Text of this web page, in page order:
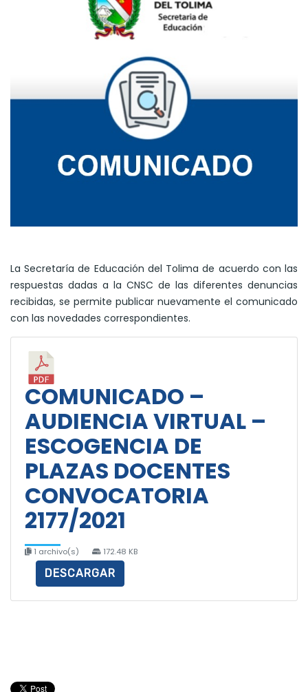
La Secretaría de Educación del Tolima de acuerdo con las
respuestas dadas a la CNSC de las diferentes denuncias
recibidas, se permite publicar nuevamente el comunicado
con las novedades correspondientes.
COMUNICADO –
AUDIENCIA VIRTUAL –
ESCOGENCIA DE
PLAZAS DOCENTES
CONVOCATORIA
2177/2021
1 archivo(s) 172.48 KB
DESCARGAR